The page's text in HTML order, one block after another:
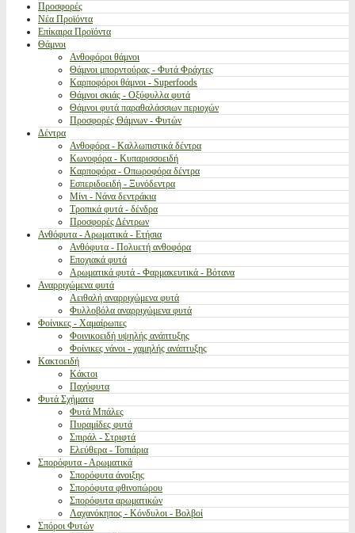
Προσφορές
Νέα Προϊόντα
Επίκαιρα Προϊόντα
Θάμνοι
Ανθοφόροι θάμνοι
Θάμνοι μπορντούρας - Φυτά Φράχτες
Καρποφόροι θάμνοι - Superfoods
Θάμνοι σκιάς - Οξύφυλλα φυτά
Θάμνοι φυτά παραθαλάσσιων περιοχών
Προσφορές Θάμνων - Φυτών
Δέντρα
Ανθοφόρα - Καλλωπιστικά δέντρα
Κωνοφόρα - Κυπαρισσοειδή
Καρποφόρα - Οπωροφόρα δέντρα
Εσπεριδοειδή - Ξυνόδεντρα
Μίνι - Νάνα δεντράκια
Τροπικά φυτά - δένδρα
Προσφορές Δέντρων
Ανθόφυτα - Αρωματικά - Ετήσια
Ανθόφυτα - Πολυετή ανθοφόρα
Εποχιακά φυτά
Αρωματικά φυτά - Φαρμακευτικά - Βότανα
Αναρριχώμενα φυτά
Αειθαλή αναρριχώμενα φυτά
Φυλλοβόλα αναρριχώμενα φυτά
Φοίνικες - Χαμαίρωπες
Φοινικοειδή υψηλής ανάπτυξης
Φοίνικες νάνοι - χαμηλής ανάπτυξης
Κακτοειδή
Κάκτοι
Παχύφυτα
Φυτά Σχήματα
Φυτά Μπάλες
Πυραμίδες φυτά
Σπιράλ - Στριφτά
Ελεύθερα - Τοπιάρια
Σπορόφυτα - Αρωματικά
Σπορόφυτα άνοιξης
Σπορόφυτα φθινοπώρου
Σπορόφυτα αρωματικών
Λαχανόκηπος - Κόνδυλοι - Βολβοί
Σπόροι Φυτών